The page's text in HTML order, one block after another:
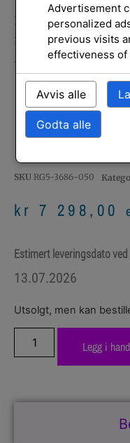
Hjem /Skrivere og
rekvisita/Rekvisita
ASSEMBLY
FIXING
SKU RG5-3686-050
kr 7 298,00
Estimert leveringsdato
13.07.2026
Utsolgt, men kan
Legg i
Advertisement
personalized
previous visits
effectiveness of
Avvis alle
Godta alle